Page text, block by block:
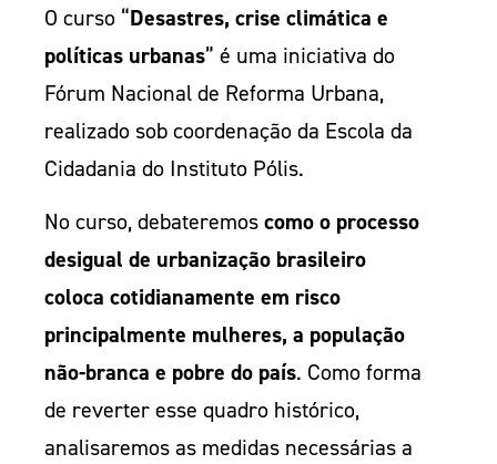
O curso “Desastres, crise climática e
políticas urbanas” é uma iniciativa do
Fórum Nacional de Reforma Urbana,
realizado sob coordenação da Escola da
Cidadania do Instituto Pólis.
No curso, debateremoscomo o processo
desigual de urbanização brasileiro
coloca cotidianamente em risco
principalmente mulheres, a população
não-branca e pobre do país. Como forma
de reverter esse quadro histórico,
analisaremos as medidas necessárias a